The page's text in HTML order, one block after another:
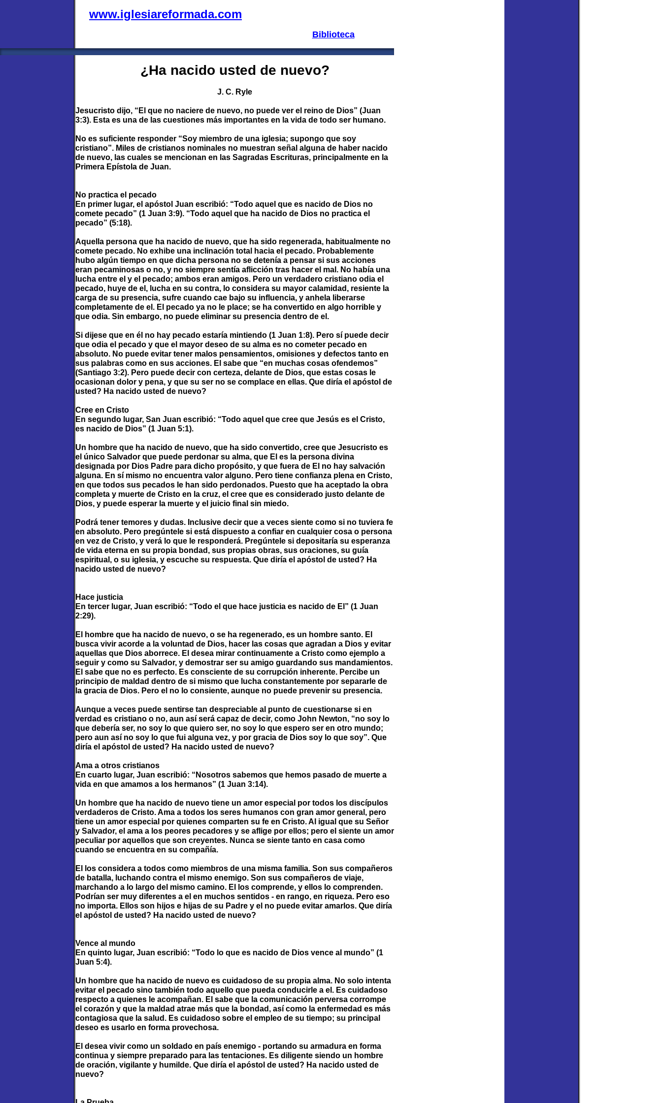
¿Ha nacido usted de nuevo?
J. C. Ryle
Jesucristo dijo, “El que no naciere de nuevo, no puede ver el reino de Dios” (Juan
3:3). Esta es una de las cuestiones más importantes en la vida de todo ser humano.
No es suficiente responder “Soy miembro de una iglesia; supongo que soy
cristiano”. Miles de cristianos nominales no muestran señal alguna de haber nacido
de nuevo, las cuales se mencionan en las Sagradas Escrituras, principalmente en la
Primera Epístola de Juan.
No practica el pecado
En primer lugar, el apóstol Juan escribió: “Todo aquel que es nacido de Dios no
comete pecado” (1 Juan 3:9). “Todo aquel que ha nacido de Dios no practica el
pecado” (5:18).
Aquella persona que ha nacido de nuevo, que ha sido regenerada, habitualmente no
comete pecado. No exhibe una inclinación total hacia el pecado. Probablemente
hubo algún tiempo en que dicha persona no se detenía a pensar si sus acciones
eran pecaminosas o no, y no siempre sentía aflicción tras hacer el mal. No había una
lucha entre el y el pecado; ambos eran amigos. Pero un verdadero cristiano odia el
pecado, huye de el, lucha en su contra, lo considera su mayor calamidad, resiente la
carga de su presencia, sufre cuando cae bajo su influencia, y anhela liberarse
completamente de el. El pecado ya no le place; se ha convertido en algo horrible y
que odia. Sin embargo, no puede eliminar su presencia dentro de el.
Si dijese que en él no hay pecado estaría mintiendo (1 Juan 1:8). Pero sí puede decir
que odia el pecado y que el mayor deseo de su alma es no cometer pecado en
absoluto. No puede evitar tener malos pensamientos, omisiones y defectos tanto en
sus palabras como en sus acciones. El sabe que “en muchas cosas ofendemos”
(Santiago 3:2). Pero puede decir con certeza, delante de Dios, que estas cosas le
ocasionan dolor y pena, y que su ser no se complace en ellas. Que diría el apóstol de
usted? Ha nacido usted de nuevo?
Cree en Cristo
En segundo lugar, San Juan escribió: “Todo aquel que cree que Jesús es el Cristo,
es nacido de Dios” (1 Juan 5:1).
Un hombre que ha nacido de nuevo, que ha sido convertido, cree que Jesucristo es
el único Salvador que puede perdonar su alma, que El es la persona divina
designada por Dios Padre para dicho propósito, y que fuera de El no hay salvación
alguna. En sí mismo no encuentra valor alguno. Pero tiene confianza plena en Cristo,
en que todos sus pecados le han sido perdonados. Puesto que ha aceptado la obra
completa y muerte de Cristo en la cruz, el cree que es considerado justo delante de
Dios, y puede esperar la muerte y el juicio final sin miedo.
Podrá tener temores y dudas. Inclusive decir que a veces siente como si no tuviera fe
en absoluto. Pero pregúntele si está dispuesto a confiar en cualquier cosa o persona
en vez de Cristo, y verá lo que le responderá. Pregúntele si depositaría su esperanza
de vida eterna en su propia bondad, sus propias obras, sus oraciones, su guía
espiritual, o su iglesia, y escuche su respuesta. Que diría el apóstol de usted? Ha
nacido usted de nuevo?
Hace justicia
En tercer lugar, Juan escribió: “Todo el que hace justicia es nacido de El” (1 Juan
2:29).
El hombre que ha nacido de nuevo, o se ha regenerado, es un hombre santo. El
busca vivir acorde a la voluntad de Dios, hacer las cosas que agradan a Dios y evitar
aquellas que Dios aborrece. El desea mirar continuamente a Cristo como ejemplo a
seguir y como su Salvador, y demostrar ser su amigo guardando sus mandamientos.
El sabe que no es perfecto. Es consciente de su corrupción inherente. Percibe un
principio de maldad dentro de si mismo que lucha constantemente por separarle de
la gracia de Dios. Pero el no lo consiente, aunque no puede prevenir su presencia.
Aunque a veces puede sentirse tan despreciable al punto de cuestionarse si en
verdad es cristiano o no, aun así será capaz de decir, como John Newton, “no soy lo
que debería ser, no soy lo que quiero ser, no soy lo que espero ser en otro mundo;
pero aun así no soy lo que fui alguna vez, y por gracia de Dios soy lo que soy”. Que
diría el apóstol de usted? Ha nacido usted de nuevo?
Ama a otros cristianos
En cuarto lugar, Juan escribió: “Nosotros sabemos que hemos pasado de muerte a
vida en que amamos a los hermanos” (1 Juan 3:14).
Un hombre que ha nacido de nuevo tiene un amor especial por todos los discípulos
verdaderos de Cristo. Ama a todos los seres humanos con gran amor general, pero
tiene un amor especial por quienes comparten su fe en Cristo. Al igual que su Señor
y Salvador, el ama a los peores pecadores y se aflige por ellos; pero el siente un amor
peculiar por aquellos que son creyentes. Nunca se siente tanto en casa como
cuando se encuentra en su compañía.
El los considera a todos como miembros de una misma familia. Son sus compañeros
de batalla, luchando contra el mismo enemigo. Son sus compañeros de viaje,
marchando a lo largo del mismo camino. El los comprende, y ellos lo comprenden.
Podrían ser muy diferentes a el en muchos sentidos - en rango, en riqueza. Pero eso
no importa. Ellos son hijos e hijas de su Padre y el no puede evitar amarlos. Que diría
el apóstol de usted? Ha nacido usted de nuevo?
Vence al mundo
En quinto lugar, Juan escribió: “Todo lo que es nacido de Dios vence al mundo” (1
Juan 5:4).
Un hombre que ha nacido de nuevo es cuidadoso de su propia alma. No solo intenta
evitar el pecado sino también todo aquello que pueda conducirle a el. Es cuidadoso
respecto a quienes le acompañan. El sabe que la comunicación perversa corrompe
el corazón y que la maldad atrae más que la bondad, así como la enfermedad es más
contagiosa que la salud. Es cuidadoso sobre el empleo de su tiempo; su principal
deseo es usarlo en forma provechosa.
El desea vivir como un soldado en país enemigo - portando su armadura en forma
continua y siempre preparado para las tentaciones. Es diligente siendo un hombre
de oración, vigilante y humilde. Que diría el apóstol de usted? Ha nacido usted de
nuevo?
www.iglesiareformada.com
Biblioteca